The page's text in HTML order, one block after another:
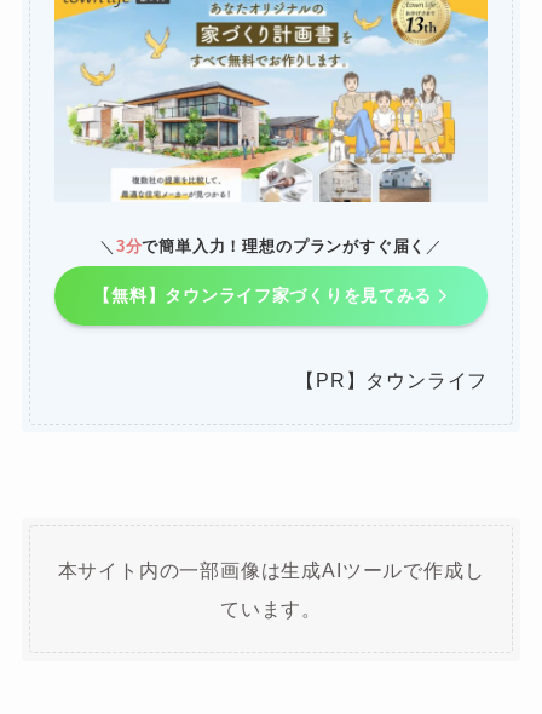
＼ 3分で簡単入力！理想のプランがすぐ届く ／
【無料】タウンライフ家づくりを見てみる
【PR】タウンライフ
本サイト内の一部画像は生成AIツールで作成し
ています。